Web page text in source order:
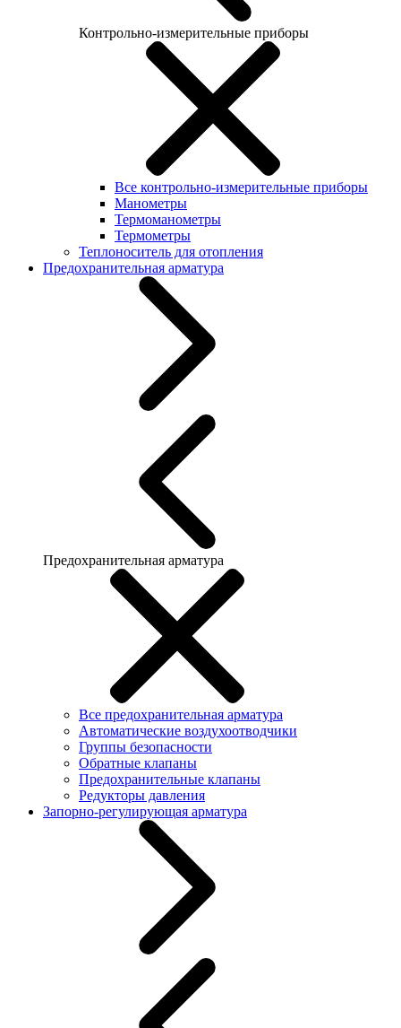
Контрольно-измерительные приборы
Все контрольно-измерительные приборы
Манометры
Термоманометры
Термометры
Теплоноситель для отопления
Предохранительная арматура
Предохранительная арматура
Все предохранительная арматура
Автоматические воздухоотводчики
Группы безопасности
Обратные клапаны
Предохранительные клапаны
Редукторы давления
Запорно-регулирующая арматура